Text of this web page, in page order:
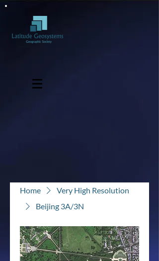
Home
Very High Resolution
Beijing 3A/3N